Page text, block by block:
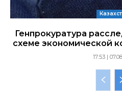
Генпрокуратура
схеме экономической
17:53 |